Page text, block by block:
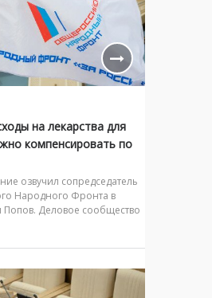
на лекарства для
компенсировать по
озвучил сопредседатель
Народного Фронта в
Деловое сообщество